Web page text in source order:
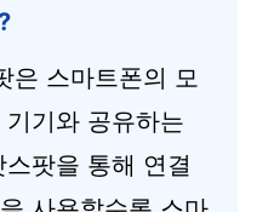
은 스마트폰의 모
기와 공유하는
팟을 통해 연결